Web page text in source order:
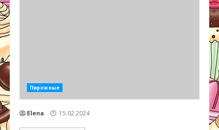
Пирожные
Elena 15.02.2024